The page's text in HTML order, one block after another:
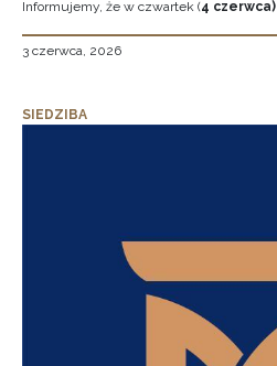
Informujemy, że w czwartek (4 czerwca)
3 czerwca, 2026
SIEDZIBA